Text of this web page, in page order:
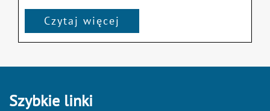
Czytaj więcej
Szybkie linki